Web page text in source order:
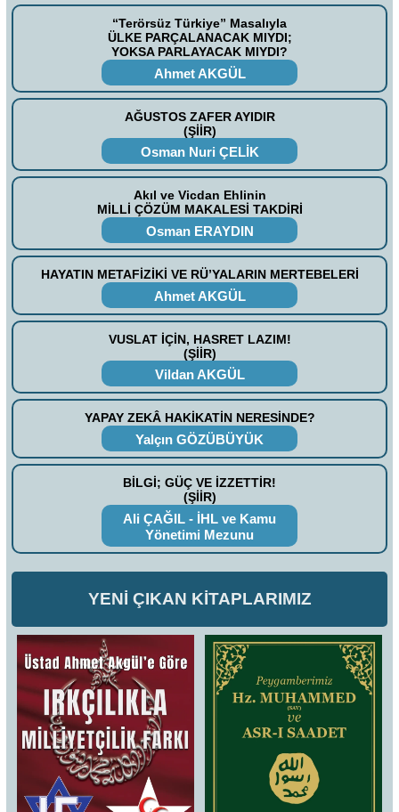
“Terörsüz Türkiye” Masalıyla
ÜLKE PARÇALANACAK MIYDI;
YOKSA PARLAYACAK MIYDI?
Ahmet AKGÜL
AĞUSTOS ZAFER AYIDIR
(ŞİİR)
Osman Nuri ÇELİK
Akıl ve Vicdan Ehlinin
MİLLİ ÇÖZÜM MAKALESİ TAKDİRİ
Osman ERAYDIN
HAYATIN METAFİZİKİ VE RÜ’YALARIN MERTEBELERİ
Ahmet AKGÜL
VUSLAT İÇİN, HASRET LAZIM!
(ŞİİR)
Vildan AKGÜL
YAPAY ZEKÂ HAKİKATİN NERESİNDE?
Yalçın GÖZÜBÜYÜK
BİLGİ; GÜÇ VE İZZETTİR!
(ŞİİR)
Ali ÇAĞIL - İHL ve Kamu
Yönetimi Mezunu
YENİ ÇIKAN KİTAPLARIMIZ